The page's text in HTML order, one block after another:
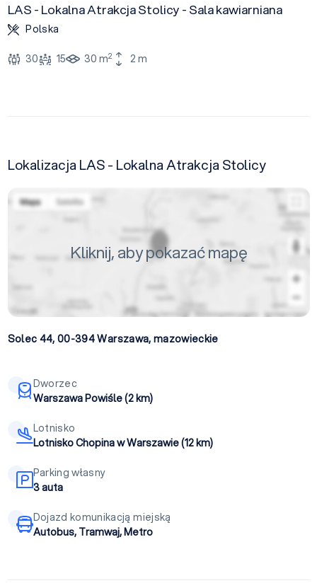
LAS - Lokalna Atrakcja Stolicy - Sala kawiarniana
Polska
30 15 30 m2 2 m
Lokalizacja LAS - Lokalna Atrakcja Stolicy
Kliknij, aby pokazać mapę
Solec 44, 00-394Warszawa, mazowieckie
Dworzec
Warszawa Powiśle (2 km)
Lotnisko
Lotnisko Chopina w Warszawie (12 km)
Parking własny
3 auta
Dojazd komunikacją miejską
Autobus, Tramwaj, Metro